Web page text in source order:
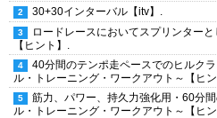
30+30インターバル【itv】.
ロードレースにおいてスプリンター
【ヒント】.
40分間のテンポ走ペースでのヒルク
ル・トレーニング・ワークアウト～【ヒ
筋力、パワー、持久力強化用・60分
ル・トレーニング・ワークアウト～【ヒ